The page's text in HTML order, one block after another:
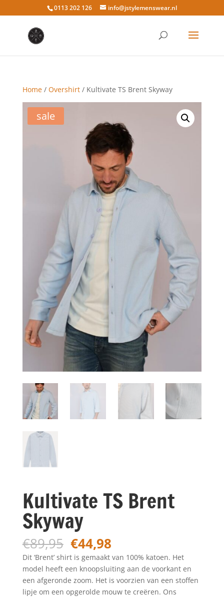
0113 202 126 info@jstylemenswear.nl
Home/ Overshirt/ Kultivate TS Brent Skyway
sale
Kultivate TS Brent
Skyway
€89,95 Oorspronkelijke
prijs
was:
€89,95.
€44,98Huidige
prijs
is:
€44,98.
Dit ‘Brent’ shirt is gemaakt van 100% katoen. Het
model heeft een knoopsluiting aan de voorkant en
een afgeronde zoom. Het is voorzien van een stoffen
lipje om een opgerolde mouw te creëren. Ons